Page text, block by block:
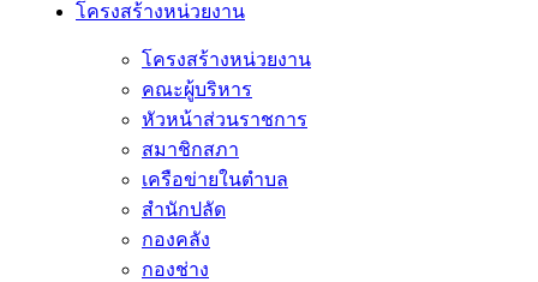
โครงสร้างหน่วยงาน
โครงสร้างหน่วยงาน
คณะผู้บริหาร
หัวหน้าส่วนราชการ
สมาชิกสภา
เครือข่ายในตำบล
สำนักปลัด
กองคลัง
กองช่าง